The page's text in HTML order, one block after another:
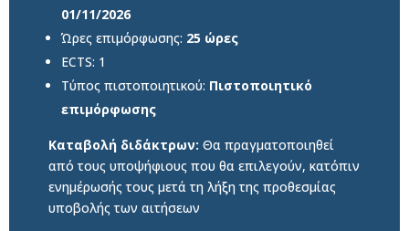
01/11/2026
Ώρες επιμόρφωσης: 25 ώρες
ECTS: 1
Τύπος πιστοποιητικού: Πιστοποιητικό
επιμόρφωσης
Καταβολή διδάκτρων: Θα πραγματοποιηθεί
από τους υποψήφιους που θα επιλεγούν, κατόπιν
ενημέρωσής τους μετά τη λήξη της προθεσμίας
υποβολής των αιτήσεων